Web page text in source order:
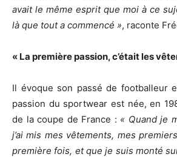
avait le même esprit que moi à ce
là que tout a commencé », raconte
« La première passion, c’était les
Il évoque son passé de footballeur
passion du sportwear est née, en
de la coupe de France : « Quand je
j’ai mis mes vêtements, mes
première fois, et que je suis monté